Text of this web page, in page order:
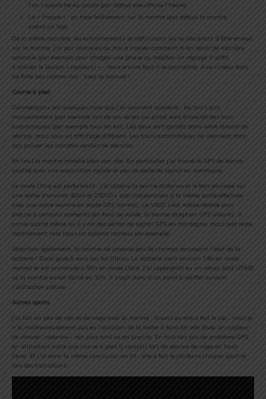
l’on l’approche du cardio (par défaut elle affiche l’heure)
La « Frappe » : on tape brièvement sur la montre (par défaut la montre
prend un lap)
De la même manière, les entrainements se définissent sur le site avant d’être envoyé
sur la montre. J’ai par contre eu du mal à trouver comment m’en servir de manière
optimale (par exemple pour abréger une phase ou modifier un réglage il suffit
d’utiliser le bouton « raccourci » – mais encore faut-il le connaitre). A ce niveau donc
ne faite pas comme moi : lisez le manuel !
Course à pied
Commençons par quelque chose que j’ai vraiment apprécié : les tours pris
manuellement (par exemple lors de vos séries sur piste) sont dissociés des tous
automatiques (par exemple tous les km). Les deux sont gardés dans votre résumé de
séance, mais sous un affichage différent. Les tours automatiques ne viennent donc
pas polluer vos comptes rendus de séances.
En trail la montre remplie bien son rôle. En particulier j’ai trouvé le GPS de bonne
qualité avec une acquisition rapide et peu de perte de signal en montagne.
Le mode Ultra est performant : j’ai obtenu la bonne distance et le bon dénivelé sur
une sortie d’environ 40km et 2500D+ (par comparaison à la même sortie effectuée
avec une autre montre en mode GPS normal). La V800 s’est même révélée plus
précise à certains moments (en fond de vallée, la bonne réception GPS aidant). Il
arrive quand même qu’il y ait des pertes de signal GPS en montagne, mais cela reste
relativement rare (sous un aplomb rocheux par exemple).
Attention également: la montre ne propose pas de champs renvoyant l’état de la
batterie ! Donc gare à vous sur les Ultras. La batterie tient environ 14h en mode
normal et est annoncée à 50h en mode Ultra. J’ai cependant eu un retour post UTMB
où la montre aurait lâché en 30h. Il s’agit donc d’un point à vérifier suivant
l’utilisation prévue.
Autres sports
J’ai fait un peu de vélo et de nage avec la montre : disons qu’elle a fait le job… mais je
n’ai malheureusement pas eu l’occasion de la tester à fond en vélo (avec un capteur
de vitesse / cadence – voir plus loin) ou en piscine. En tout cas pas de problème GPS
en utilisation autre que course à pied (y compris lors de séance de nage en haut
libre). Et j’ai donc la même conclusion en tri : elle a fait le job dans chaque sport et
lors des transitions.